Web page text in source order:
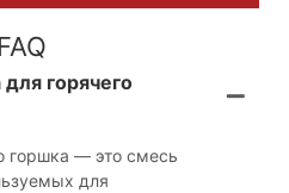
горячего
горшка — это смесь
для